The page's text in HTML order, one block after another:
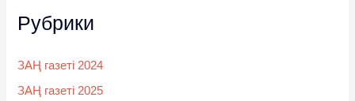
Рубрики
ЗАҢ газеті 2024
ЗАҢ газеті 2025